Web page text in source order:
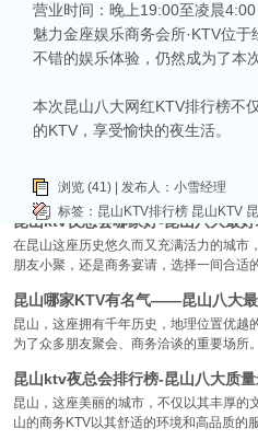
响，给你带来无与伦比的视听享受。这
昆山ktv哪个比较好-昆山八大比较
昆山，一座充满活力与魅力的城市，以
昆山市区周边有哪些好玩的ktv-昆
KTV排名，带你领略一下这其中的魅力！
昆山ktv夜总会哪家好-昆山八大最
在昆山这座历史悠久而又充满活力的城市
朋友小聚，还是商务宴请，选择一间合适
昆山哪家KTV有名气——昆山八大
昆山，这座拥有千年历史，地理位置优越
为了众多朋友聚会、商务洽谈的重要场所
昆山ktv夜总会排行榜-昆山八大质
昆山，这座美丽的城市，不仅以其丰厚的
山的商务KTV以其舒适的环境和高品质的
营业时间：晚上19:00至凌晨4:00
魅力金座娱乐商务会所·KTV位
不错的娱乐体验，仍然成为了本
本次昆山八大网红KTV排行榜不
的KTV，享受愉快的夜生活。
浏览 (41) | 发布人：小雪经理
标签： 昆山KTV排行榜 昆山KTV